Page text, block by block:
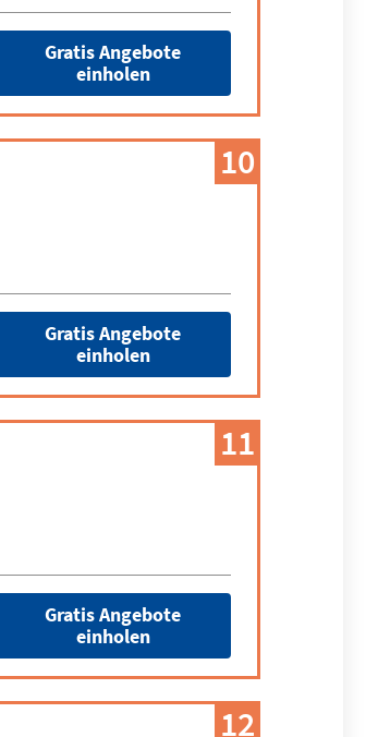
Gratis Angebote
einholen
10
Gratis Angebote
einholen
11
Gratis Angebote
einholen
12